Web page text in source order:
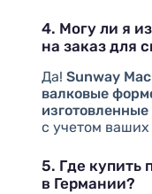
4. Могу ли я
на заказ для
Да! Sunway
валковые
с учетом
5. Где
в Германии?